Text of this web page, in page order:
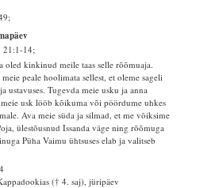
21:1-14;
oled kinkinud meile taas selle rõõmuaja.
peale hoolimata sellest, et oleme sageli
ustavuses. Tugevda meie usku ja anna
usk lööb kõikuma või pöördume uhkes
Ava meie süda ja silmad, et me võiksime
ülestõusnud Issanda väge ning rõõmuga
Püha Vaimu ühtsuses elab ja valitseb
(† 4. saj), jüripäev